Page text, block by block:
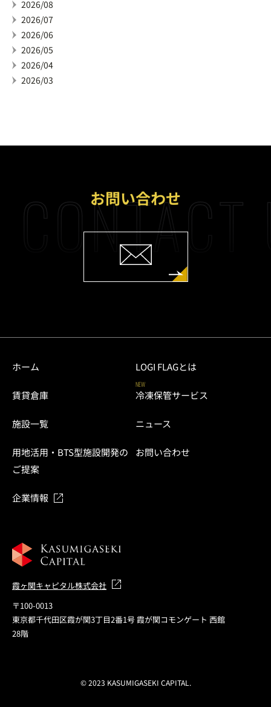
2026/08
2026/07
2026/06
2026/05
2026/04
2026/03
CONTACT
お問い合わせ
ホーム LOGI FLAGとは
賃貸倉庫
NEW
冷凍保管サービス
施設一覧 ニュース
用地活用・BTS型施設開発の
ご提案
お問い合わせ
企業情報
霞ヶ関キャピタル株式会社
〒100-0013
東京都千代田区霞が関3丁目2番1号 霞が関コモンゲート 西館
28階
© 2023 KASUMIGASEKI CAPITAL.